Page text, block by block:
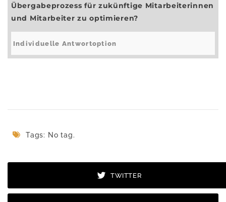
Übergabeprozess für zukünftige Mitarbeiterinnen
und Mitarbeiter zu optimieren?
Tags: No tag.
TWITTER